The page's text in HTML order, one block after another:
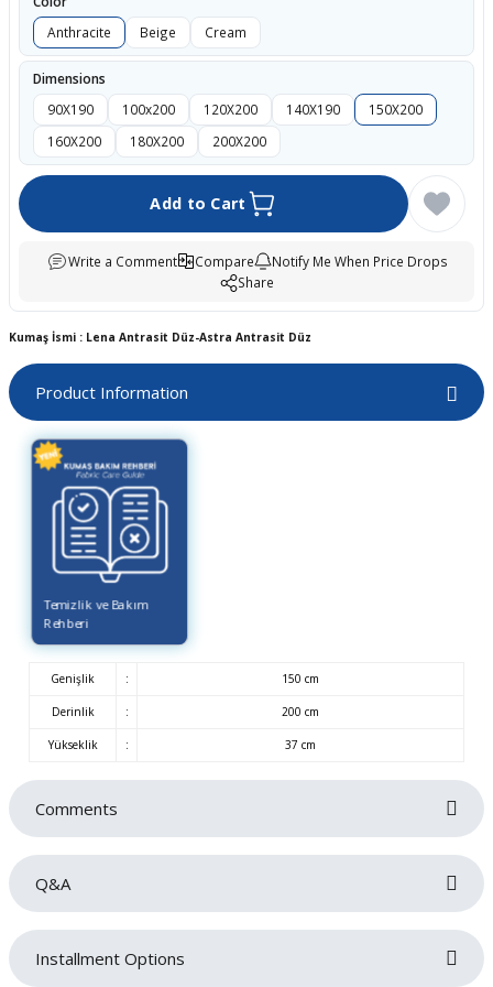
Anthracite
Beige Cream
Dimensions
90X190
100x200 120X200 140X190
150X200
160X200
180X200 200X200
Add to Cart
Write a Comment Compare
Notify Me When Price Drops
Share
Kumaş İsmi : Lena Antrasit Düz-Astra Antrasit Düz
Product Information
Temizlik ve Bakım
Rehberi
Genişlik : 150 cm
Derinlik : 200 cm
Yükseklik : 37 cm
Comments
Q&A
C... Y... | 23/08/2024
Installment Options